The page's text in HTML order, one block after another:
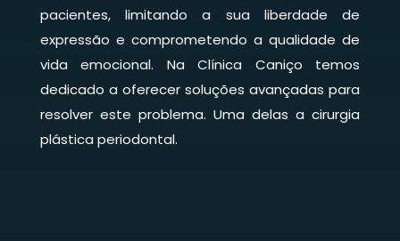
pacientes, limitando a sua liberdade de
expressão e comprometendo a qualidade de
vida emocional. Na Clínica Caniço temos
dedicado a oferecer soluções avançadas para
resolver este problema. Uma delas a cirurgia
plástica periodontal.